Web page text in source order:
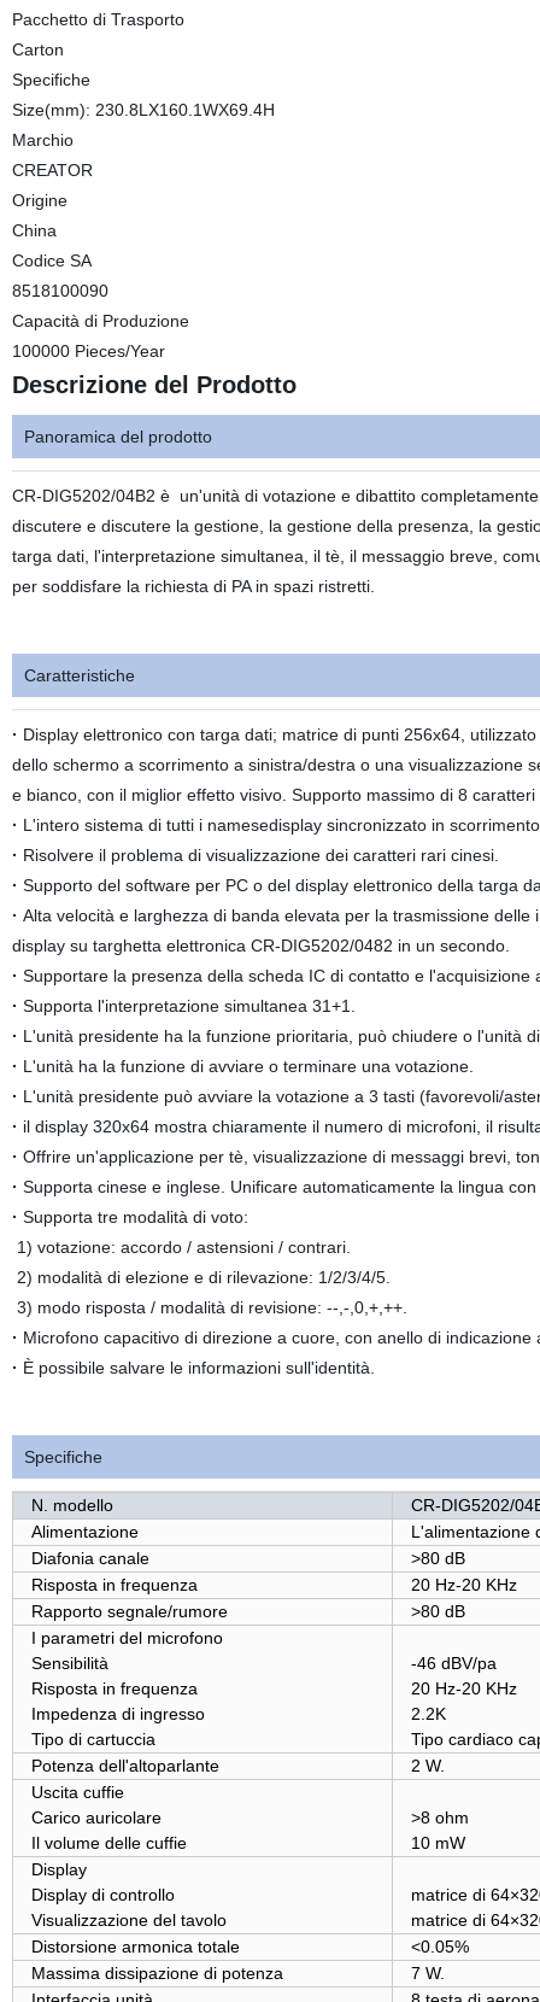
Pacchetto di Trasporto
Carton
Specifiche
Size(mm): 230.8LX160.1WX69.4H
Marchio
CREATOR
Origine
China
Codice SA
8518100090
Capacità di Produzione
100000 Pieces/Year
Descrizione del Prodotto
Panoramica del prodotto
CR-DIG5202/04B2 è un'unità di votazione e dibattito
discutere e discutere la gestione, la gestione della presenza, la
targa dati, l'interpretazione simultanea, il tè, il messaggio breve,
per soddisfare la richiesta di PA in spazi ristretti.
Caratteristiche
· Display elettronico con targa dati; matrice di punti 256x64,
dello schermo a scorrimento a sinistra/destra o una visualizzazione
e bianco, con il miglior effetto visivo. Supporto massimo di 8
· L'intero sistema di tutti i namesedisplay sincronizzato in
· Risolvere il problema di visualizzazione dei caratteri rari cinesi.
· Supporto del software per PC o del display elettronico della targa
· Alta velocità e larghezza di banda elevata per la trasmissione
display su targhetta elettronica CR-DIG5202/0482 in un secondo.
· Supportare la presenza della scheda IC di contatto e l'acquisizione
· Supporta l'interpretazione simultanea 31+1.
· L'unità presidente ha la funzione prioritaria, può chiudere o l'unità
· L'unità ha la funzione di avviare o terminare una votazione.
· L'unità presidente può avviare la votazione a 3 tasti (favorevoli/
· il display 320x64 mostra chiaramente il numero di microfoni, il
· Offrire un'applicazione per tè, visualizzazione di messaggi brevi,
· Supporta cinese e inglese. Unificare automaticamente la lingua
· Supporta tre modalità di voto:
1) votazione: accordo / astensioni / contrari.
2) modalità di elezione e di rilevazione: 1/2/3/4/5.
3) modo risposta / modalità di revisione: --,-,0,+,++.
· Microfono capacitivo di direzione a cuore, con anello di indicazione
· È possibile salvare le informazioni sull'identità.
Specifiche
N. modello
CR-DIG5202/
Alimentazione
L'alimentazione
Diafonia canale
>80 dB
Risposta in frequenza
20 Hz-20 KHz
Rapporto segnale/rumore
>80 dB
I parametri del microfono
Sensibilità
Risposta in frequenza
Impedenza di ingresso
Tipo di cartuccia
-46 dBV/pa
20 Hz-20 KHz
2.2K
Tipo cardiaco
Potenza dell'altoparlante
2 W.
Uscita cuffie
Carico auricolare
Il volume delle cuffie
>8 ohm
10 mW
Display
Display di controllo
Visualizzazione del tavolo
matrice di
matrice di
Distorsione armonica totale
<0.05%
Massima dissipazione di potenza
7 W.